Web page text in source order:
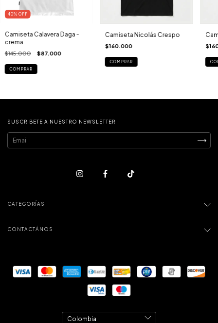
40% OFF
Camiseta Calavera Daga -
crema
$145.000 $87.000
COMPRAR
Camiseta Nicolás Crespo
$160.000
COMPRAR
SUSCRIBETE A NUESTRO NEWSLETTER
CATEGORÍAS
CONTACTÁNOS